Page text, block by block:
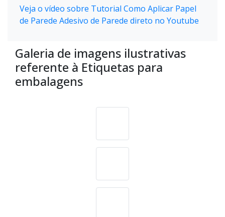
Veja o vídeo sobre Tutorial Como Aplicar Papel
de Parede Adesivo de Parede direto no Youtube
Galeria de imagens ilustrativas
referente à Etiquetas para
embalagens